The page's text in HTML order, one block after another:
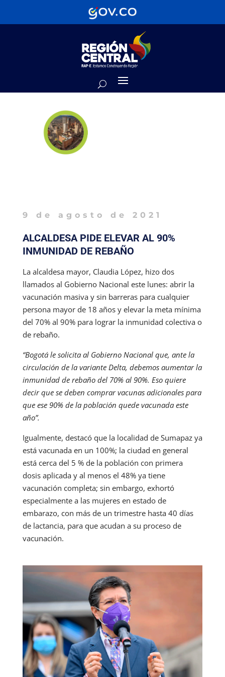
9 de agosto de 2021
ALCALDESA PIDE ELEVAR AL 90%
INMUNIDAD DE REBAÑO
La alcaldesa mayor, Claudia López, hizo dos
llamados al Gobierno Nacional este lunes: abrir la
vacunación masiva y sin barreras para cualquier
persona mayor de 18 años y elevar la meta mínima
del 70% al 90% para lograr la inmunidad colectiva o
de rebaño.
“Bogotá le solicita al Gobierno Nacional que, ante la
circulación de la variante Delta, debemos aumentar la
inmunidad de rebaño del 70% al 90%. Eso quiere
decir que se deben comprar vacunas adicionales para
que ese 90% de la población quede vacunada este
año”.
Igualmente, destacó que la localidad de Sumapaz ya
está vacunada en un 100%; la ciudad en general
está cerca del 5 % de la población con primera
dosis aplicada y al menos el 48% ya tiene
vacunación completa; sin embargo, exhortó
especialmente a las mujeres en estado de
embarazo, con más de un trimestre hasta 40 días
de lactancia, para que acudan a su proceso de
vacunación.